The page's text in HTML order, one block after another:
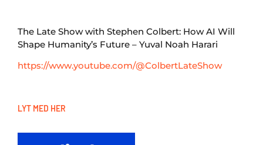
The Late Show with Stephen Colbert: How AI Will
Shape Humanity’s Future – Yuval Noah Harari
https://www.youtube.com/@ColbertLateShow
LYT MED HER